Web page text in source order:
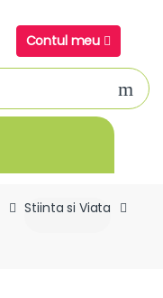
Contul meu
Stiinta si Viata